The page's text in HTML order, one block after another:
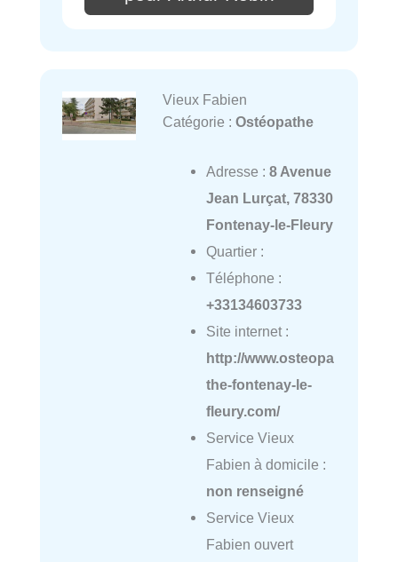
Vieux Fabien
Catégorie : Ostéopathe
Adresse : 8 Avenue
Jean Lurçat, 78330
Fontenay-le-Fleury
Quartier :
Téléphone :
+33134603733
Site internet :
http://www.osteopa
the-fontenay-le-
fleury.com/
Service Vieux
Fabien à domicile :
non renseigné
Service Vieux
Fabien ouvert